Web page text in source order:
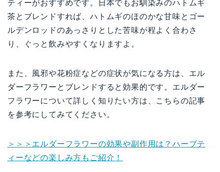
ティーがおすすめです。日本でもお馴染みのハトムギ
茶とブレンドすれば、ハトムギのほのかな甘味とゴー
ルデンロッドのあっさりとした苦味が程よく合わさ
り、ぐっと飲みやすくなりますよ。
また、風邪や花粉症などの症状が気になる方は、エル
ダーフラワーとブレンドすると効果的です。エルダー
フラワーについて詳しく知りたい方は、こちらの記事
を参考にしてみてください。
＞＞＞エルダーフラワーの効果や副作用は？ハーブテ
ィーなどの楽しみ方もご紹介！